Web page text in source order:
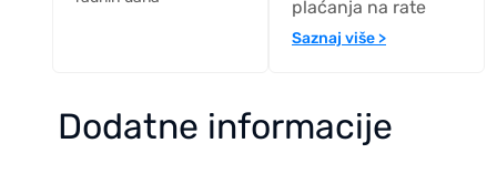
plaćanja na rate
Saznaj više >
Dodatne informacije